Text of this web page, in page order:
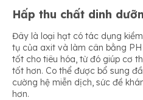
Hấp thu chất dinh
Đây là loại hạt có tác dụng
tụ của axit và làm cân bằng
tốt cho tiêu hóa, từ đó giúp cơ
tốt hơn. Co thể được bổ sung
cường hệ miễn dịch, sức đề
hơn.